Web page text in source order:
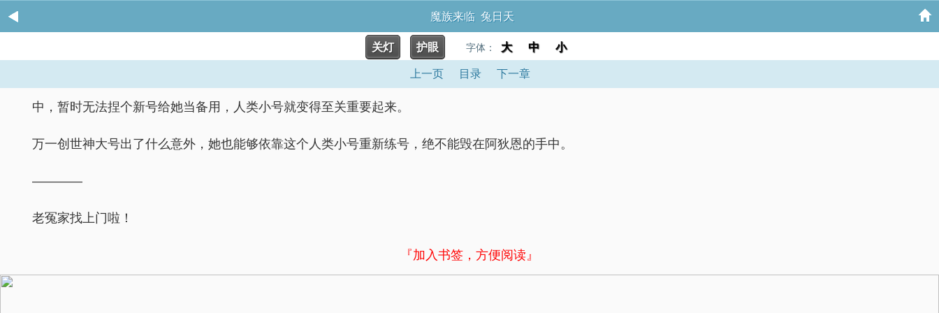
魔族来临 兔日天
关灯 护眼 字体： 大 中 小
上一页 目录 下一章
中，暂时无法捏个新号给她当备用，人类小号就变得至关重要起来。
万一创世神大号出了什么意外，她也能够依靠这个人类小号重新练号，绝不能毁在阿狄恩的手中。
————
老冤家找上门啦！
『加入书签，方便阅读』